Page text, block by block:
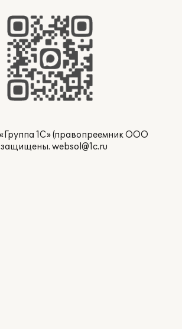
1С» (правопреемник ООО
защищены. websol@1c.ru